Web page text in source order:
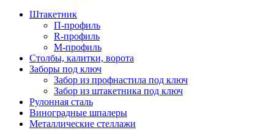
Штакетник
П-профиль
R-профиль
М-профиль
Столбы, калитки, ворота
Заборы под ключ
Забор из профнастила под ключ
Забор из штакетника под ключ
Рулонная сталь
Виноградные шпалеры
Металлические стеллажи